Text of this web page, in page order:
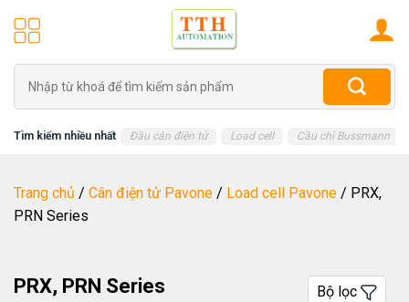
kiếm:
Tìm kiếm nhiều nhất Đầu cân điện tử Load cell Cầu chì Bussmann
Trang chủ / Cân điện tử Pavone / Load cell Pavone / PRX,
PRN Series
PRX, PRN Series Bộ lọc